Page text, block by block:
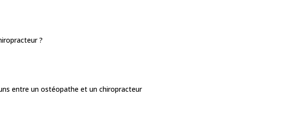
?
entre un ostéopathe et un chiropracteur